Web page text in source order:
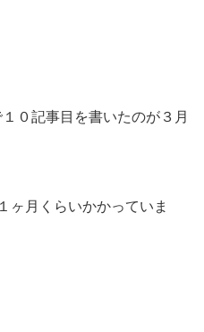
０記事目を書いたのが３月
ヶ月くらいかかっていま